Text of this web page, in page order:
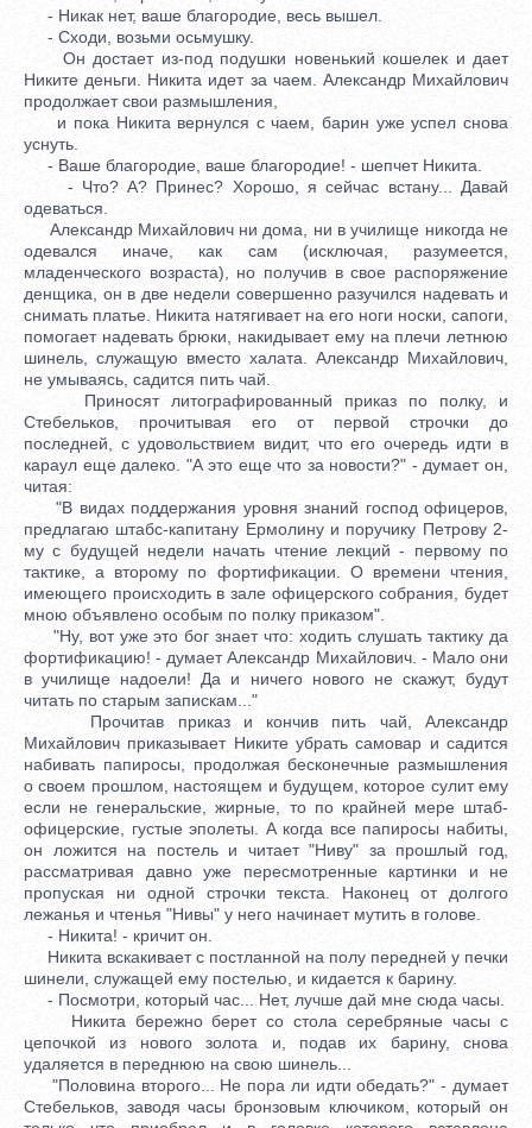
- Никак нет, ваше благородие, весь вышел.
- Сходи, возьми осьмушку.
Он достает из-под подушки новенький кошелек и дает
Никите деньги. Никита идет за чаем. Александр Михайлович
продолжает свои размышления,
и пока Никита вернулся с чаем, барин уже успел снова
уснуть.
- Ваше благородие, ваше благородие! - шепчет Никита.
- Что? А? Принес? Хорошо, я сейчас встану... Давай
одеваться.
Александр Михайлович ни дома, ни в училище никогда не
одевался иначе, как сам (исключая, разумеется,
младенческого возраста), но получив в свое распоряжение
денщика, он в две недели совершенно разучился надевать и
снимать платье. Никита натягивает на его ноги носки, сапоги,
помогает надевать брюки, накидывает ему на плечи летнюю
шинель, служащую вместо халата. Александр Михайлович,
не умываясь, садится пить чай.
Приносят литографированный приказ по полку, и
Стебельков, прочитывая его от первой строчки до
последней, с удовольствием видит, что его очередь идти в
караул еще далеко. "А это еще что за новости?" - думает он,
читая:
"В видах поддержания уровня знаний господ офицеров,
предлагаю штабс-капитану Ермолину и поручику Петрову 2-
му с будущей недели начать чтение лекций - первому по
тактике, а второму по фортификации. О времени чтения,
имеющего происходить в зале офицерского собрания, будет
мною объявлено особым по полку приказом".
"Ну, вот уже это бог знает что: ходить слушать тактику да
фортификацию! - думает Александр Михайлович. - Мало они
в училище надоели! Да и ничего нового не скажут, будут
читать по старым запискам..."
Прочитав приказ и кончив пить чай, Александр
Михайлович приказывает Никите убрать самовар и садится
набивать папиросы, продолжая бесконечные размышления
о своем прошлом, настоящем и будущем, которое сулит ему
если не генеральские, жирные, то по крайней мере штаб-
офицерские, густые эполеты. А когда все папиросы набиты,
он ложится на постель и читает "Ниву" за прошлый год,
рассматривая давно уже пересмотренные картинки и не
пропуская ни одной строчки текста. Наконец от долгого
лежанья и чтенья "Нивы" у него начинает мутить в голове.
- Никита! - кричит он.
Никита вскакивает с постланной на полу передней у печки
шинели, служащей ему постелью, и кидается к барину.
- Посмотри, который час... Нет, лучше дай мне сюда часы.
Никита бережно берет со стола серебряные часы с
цепочкой из нового золота и, подав их барину, снова
удаляется в переднюю на свою шинель...
"Половина второго... Не пора ли идти обедать?" - думает
Стебельков, заводя часы бронзовым ключиком, который он